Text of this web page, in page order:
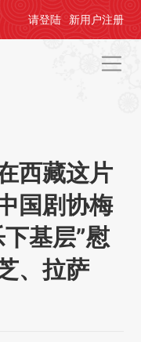
请登陆 新用户注册
西藏这片
国剧协梅
基层”慰
、拉萨